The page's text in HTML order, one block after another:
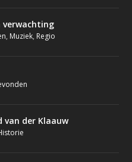
verwachting
, Muziek, Regio
der Klaauw